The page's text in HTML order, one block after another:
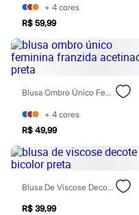
Masculino
Chinelos
Sapatênis
Sapatos
Tênis
Babuche
Botas
Chinelos
Pantufas
Sandálias
Sapatilhas
Tênis
Menino
Babuche
Botas
+ 4 cores
R$ 59,99
Blusa Ombro Único Feminina Franzida Acetinada Preta
+ 4 cores
R$ 49,99
Blusa De Viscose Decote Bicolor Preta
R$ 39,99